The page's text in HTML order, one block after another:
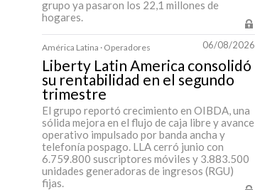
grupo ya pasaron los 22,1 millones de
hogares.
América Latina · Operadores 06/08/2026
Liberty Latin America consolidó
su rentabilidad en el segundo
trimestre
El grupo reportó crecimiento en OIBDA, una
sólida mejora en el flujo de caja libre y avance
operativo impulsado por banda ancha y
telefonía pospago. LLA cerró junio con
6.759.800 suscriptores móviles y 3.883.500
unidades generadoras de ingresos (RGU)
fijas.